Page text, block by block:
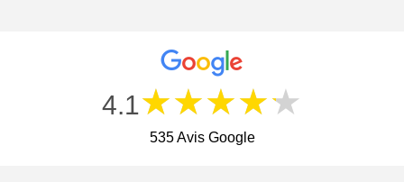
4.1★★★★★
535 Avis Google